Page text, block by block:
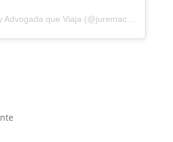
A post shared by Advogada que Viaja (@juremacintra)